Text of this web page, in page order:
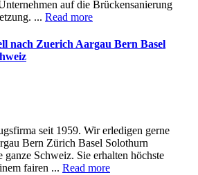
auf die Brückensanierung
... Read more
nach Zuerich Aargau Bern Basel
seit 1959. Wir erledigen gerne
Bern Zürich Basel Solothurn
ganze Schweiz. Sie erhalten höchste
fairen ... Read more